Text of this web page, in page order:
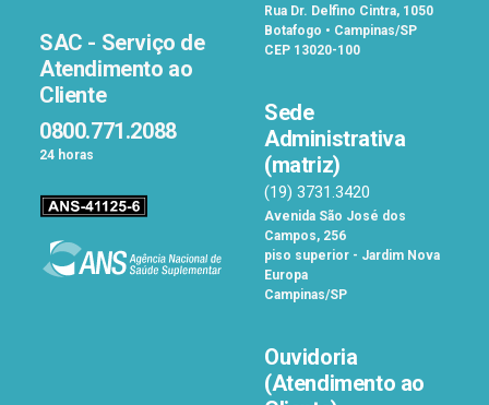
SAC - Serviço de
Atendimento ao
Cliente
0800.771.2088
24 horas
Rua Dr. Delfino Cintra, 1050
Botafogo • Campinas/SP
CEP 13020-100
Sede
Administrativa
(matriz)
(19) 3731.3420
Avenida São José dos
Campos, 256
piso superior - Jardim Nova
Europa
Campinas/SP
Ouvidoria
(Atendimento ao